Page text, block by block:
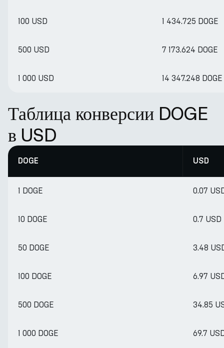
100 USD 1 434.725 DOGE
500 USD 7 173.624 DOGE
1 000 USD 14 347.248 DOGE
Таблица конверсии DOGE
в USD
DOGE USD
1 DOGE 0.07
10 DOGE 0.7 USD
50 DOGE 3.48
100 DOGE 6.97
500 DOGE 34.85
1 000 DOGE 69.7